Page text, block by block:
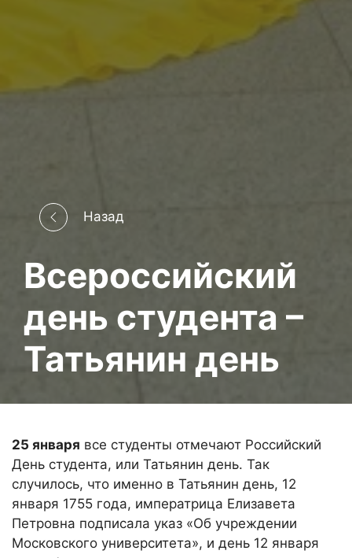
Назад
Всероссийский
день студента –
Татьянин день
25 января все студенты отмечают Российский
День студента, или Татьянин день. Так
случилось, что именно в Татьянин день, 12
января 1755 года, императрица Елизавета
Петровна подписала указ «Об учреждении
Московского университета», и день 12 января